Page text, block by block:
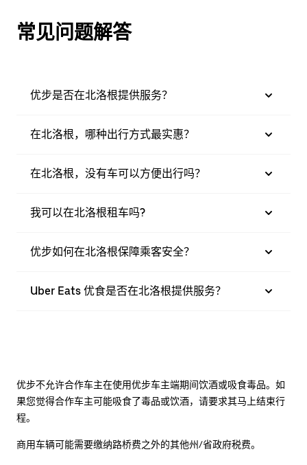
常见问题解答
优步是否在北洛根提供服务？
在北洛根，哪种出行方式最实惠？
在北洛根，没有车可以方便出行吗？
我可以在北洛根租车吗?
优步如何在北洛根保障乘客安全？
Uber Eats 优食是否在北洛根提供服务？
优步不允许合作车主在使用优步车主端期间饮酒或吸食毒品。如
果您觉得合作车主可能吸食了毒品或饮酒，请要求其马上结束行
程。
商用车辆可能需要缴纳路桥费之外的其他州/省政府税费。